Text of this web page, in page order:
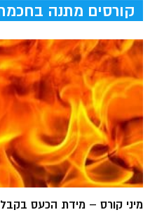
קורסים מתנה
מיני קורס – מידת הכעס